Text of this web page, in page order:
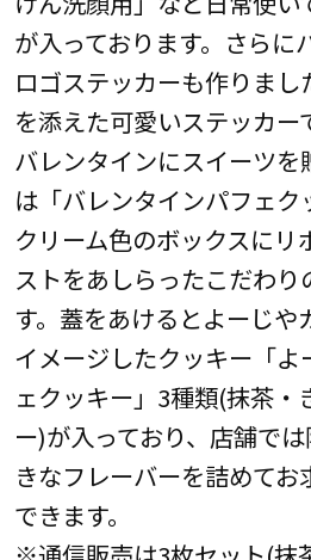
が入っております。さらに
ロゴステッカーも作りま
を添えた可愛いステッカー
バレンタインにスイーツを
は「バレンタインパフェク
クリーム色のボックスにリ
ストをあしらったこだわり
す。蓋をあけるとよーじや
イメージしたクッキー「よ
ェクッキー」3種類(抹茶・
ー)が入っており、店舗で
きなフレーバーを詰めて
できます。